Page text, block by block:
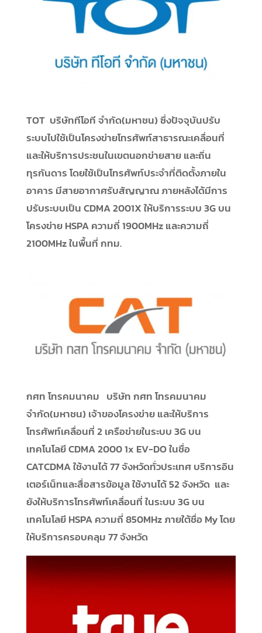
TOT บริษัททีโอที จำกัด(มหาชน) ซึ่งปัจจุบันปรับ
ระบบไปใช้เป็นโครงข่ายโทรศัพท์สาธารณะเคลื่อนที่
และให้บริการประชนในเขตนอกข่ายสาย และถิ่น
ทุรกันดาร โดยใช้เป็นโทรศัพท์ประจำที่ติดตั้งภายใน
อาคาร มีสายอากาศรับสัญญาณ ภายหลังได้มีการ
ปรับระบบเป็น CDMA 2001X ให้บริการระบบ 3G บน
โครงข่าย HSPA ความถี่ 1900MHz และความถี่
2100MHz ในพื้นที่ กทม.
กศท โทรคมนาคม บริษัท กศท โทรคมนาคม
จำกัด(มหาชน) เจ้าของโครงข่าย และให้บริการ
โทรศัพท์เคลื่อนที่ 2 เครือข่ายในระบบ 3G บน
เทคโนโลยี CDMA 2000 1x EV-DO ในชื่อ
CATCDMA ใช้งานได้ 77 จังหวัดทั่วประเทศ บริการอิน
เตอร์เน็ทและสื่อสารข้อมูล ใช้งานได้ 52 จังหวัด และ
ยังให้บริการโทรศัพท์เคลื่อนที่ ในระบบ 3G บน
เทคโนโลยี HSPA ความถี่ 850MHz ภายใต้ชื่อ My โดย
ให้บริการครอบคลุม 77 จังหวัด